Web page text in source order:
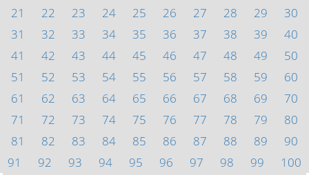
21
22 23 24 25 26 27 28 29
30
31
32 33 34 35 36 37 38 39
40
41
42 43 44 45 46 47 48 49
50
51
52 53 54 55 56 57 58 59
60
61
62 63 64 65 66 67 68 69
70
71
72 73 74 75 76 77 78 79
80
81
82 83 84 85 86 87 88 89
90
91
92 93 94 95 96 97 98 99
100